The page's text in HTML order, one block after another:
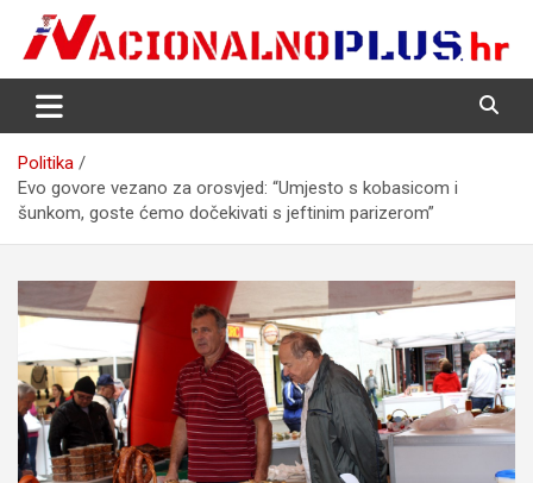
content
NacionalnoPlus.hr
Nacija želi znati više
Politika
Evo govore vezano za orosvjed: “Umjesto s kobasicom i
šunkom, goste ćemo dočekivati s jeftinim parizerom”